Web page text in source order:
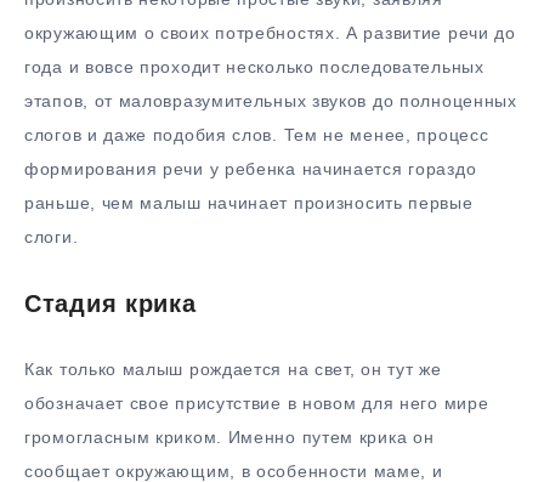
окружающим о своих потребностях. А развитие речи до
года и вовсе проходит несколько последовательных
этапов, от маловразумительных звуков до полноценных
слогов и даже подобия слов. Тем не менее, процесс
формирования речи у ребенка начинается гораздо
раньше, чем малыш начинает произносить первые
слоги.
Стадия крика
Как только малыш рождается на свет, он тут же
обозначает свое присутствие в новом для него мире
громогласным криком. Именно путем крика он
сообщает окружающим, в особенности маме, и